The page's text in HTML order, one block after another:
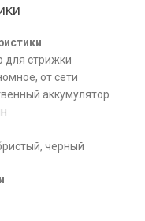
для стрижки
от сети
аккумулятор
черный